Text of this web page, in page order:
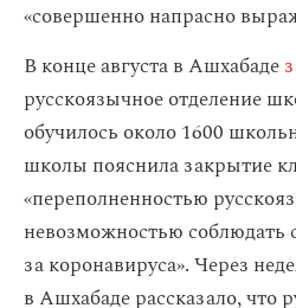
«совершенно напрасно
В конце августа в Ашхабаде
русскоязычное отделение
обучилось около 1600
школы пояснила закрытие
«переполненностью
невозможностью
за коронавируса». Через
в Ашхабаде рассказало, что